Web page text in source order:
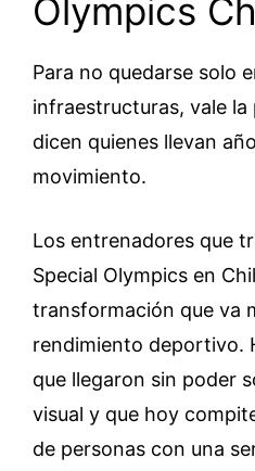
Olympics
Para no quedarse solo
infraestructuras, vale la
dicen quienes llevan
movimiento.
Los entrenadores que
Special Olympics en
transformación que va
rendimiento deportivo.
que llegaron sin poder
visual y que hoy
de personas con una